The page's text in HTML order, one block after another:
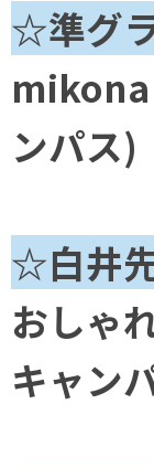
☆準グ
ンパス)
☆白井
おしゃ
キャン